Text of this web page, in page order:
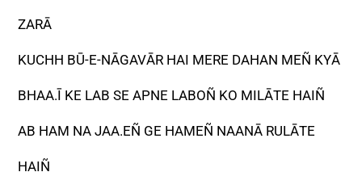
ZARĀ
KUCHH BŪ-E-NĀGAVĀR HAI MERE DAHAN MEÑ KYĀ
BHAA.Ī KE LAB SE APNE LABOÑ KO MILĀTE HAIÑ
AB HAM NA JAA.EÑ GE HAMEÑ NAANĀ RULĀTE
HAIÑ